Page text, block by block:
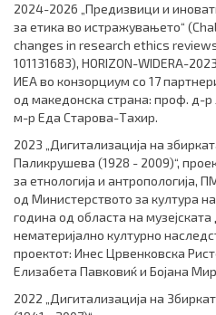
2024-2026 „Предизвици и
за етика во истражувањето“
changes in research ethics reviews
101131683), HORIZON-WIDERA-
ИЕА во конзорциум со 17
од македонска страна: проф. д-р
м-р Еда Старова-Тахир.
2023 „Дигитализација на
Паликрушева (1928 - 2009)“,
за етнологија и антропологија,
од Министерството за култура
година од областа на музејската
нематеријално културно
проектот: Инес Црвенковска
Елизабета Павковиќ и Бојана
2022 „Дигитализација на